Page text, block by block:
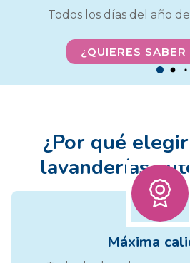
Todos los días del año
¿QUIERES SABER
¿Por qué
lavanderías
Máxima